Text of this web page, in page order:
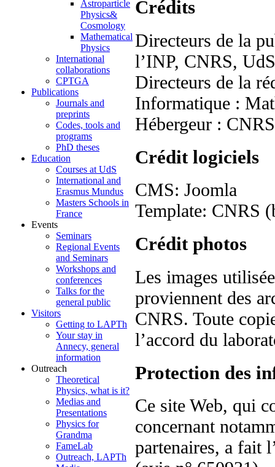
Astroparticle
Physics&
Cosmology
Mathematical
Physics
International
collaborations
CPTGA
Publications
Journals and
preprints
Codes, tools and
programs
PhD theses
Education
Courses at UdS
International and
Erasmus Mundus
Masters Schools in
France
Events
Seminars
Regional Events
and Seminars
Workshops and
conferences
Talks for the
general public
Visitors
Getting to LAPTh
Your stay in
Annecy, general
information
Outreach
Theoretical
Physics, what is it?
Medias and
Presentations
Physics for
Grandma
FameLab
Outreach, LAPTh
Crédits
Directeurs de la
l’INP, CNRS,
Directeurs de la
Informatique :
Hébergeur :
Crédit logiciels
CMS: Joomla
Template: CNRS
Crédit photos
Les images
proviennent des
CNRS. Toute
l’accord du
Protection des
Ce site Web, qui
concernant
partenaires, a fait